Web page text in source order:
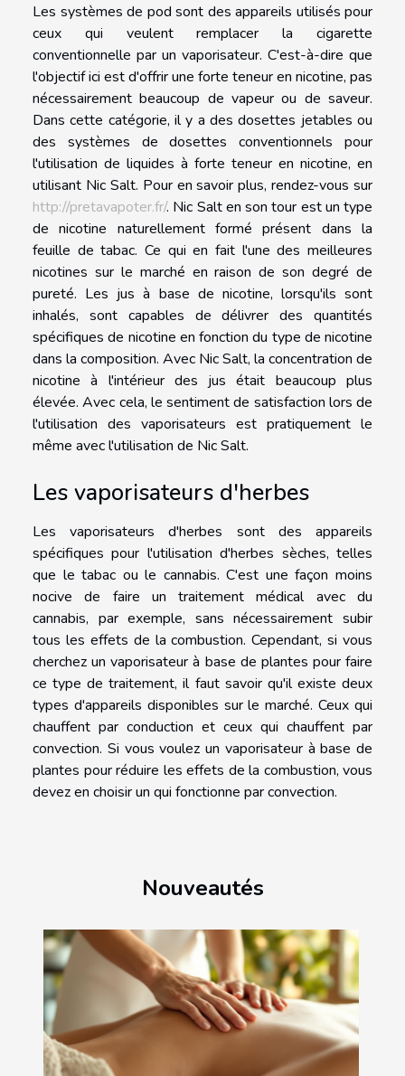
Les systèmes de pod sont des appareils utilisés pour
ceux qui veulent remplacer la cigarette
conventionnelle par un vaporisateur. C'est-à-dire que
l'objectif ici est d'offrir une forte teneur en nicotine, pas
nécessairement beaucoup de vapeur ou de saveur.
Dans cette catégorie, il y a des dosettes jetables ou
des systèmes de dosettes conventionnels pour
l'utilisation de liquides à forte teneur en nicotine, en
utilisant Nic Salt. Pour en savoir plus, rendez-vous sur
http://pretavapoter.fr/. Nic Salt en son tour est un type
de nicotine naturellement formé présent dans la
feuille de tabac. Ce qui en fait l'une des meilleures
nicotines sur le marché en raison de son degré de
pureté. Les jus à base de nicotine, lorsqu'ils sont
inhalés, sont capables de délivrer des quantités
spécifiques de nicotine en fonction du type de nicotine
dans la composition. Avec Nic Salt, la concentration de
nicotine à l'intérieur des jus était beaucoup plus
élevée. Avec cela, le sentiment de satisfaction lors de
l'utilisation des vaporisateurs est pratiquement le
même avec l'utilisation de Nic Salt.
Les vaporisateurs d'herbes
Les vaporisateurs d'herbes sont des appareils
spécifiques pour l'utilisation d'herbes sèches, telles
que le tabac ou le cannabis. C'est une façon moins
nocive de faire un traitement médical avec du
cannabis, par exemple, sans nécessairement subir
tous les effets de la combustion. Cependant, si vous
cherchez un vaporisateur à base de plantes pour faire
ce type de traitement, il faut savoir qu'il existe deux
types d'appareils disponibles sur le marché. Ceux qui
chauffent par conduction et ceux qui chauffent par
convection. Si vous voulez un vaporisateur à base de
plantes pour réduire les effets de la combustion, vous
devez en choisir un qui fonctionne par convection.
Nouveautés